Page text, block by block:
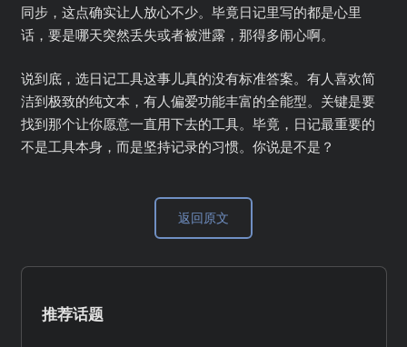
同步，这点确实让人放心不少。毕竟日记里写的都是心里
话，要是哪天突然丢失或者被泄露，那得多闹心啊。
说到底，选日记工具这事儿真的没有标准答案。有人喜欢简
洁到极致的纯文本，有人偏爱功能丰富的全能型。关键是要
找到那个让你愿意一直用下去的工具。毕竟，日记最重要的
不是工具本身，而是坚持记录的习惯。你说是不是？
返回原文
推荐话题